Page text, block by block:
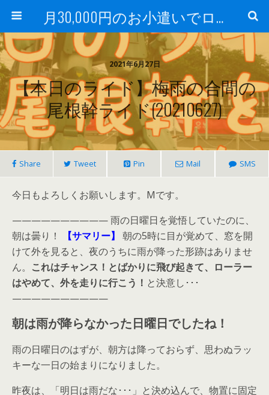
月30,000円のお小遣いでロードバイク
2021年6月27日
【本日のライド】梅雨の合間の
尾根幹ライド(20210627)
Share Tweet Pin Mail SMS
今日もよろしくお願いします。Mです。
—————————— 雨の日曜日を覚悟していたのに、
朝は曇り！
【サマリー】
朝の5時に目が覚めて、窓を開
けて外を見ると、夜のうちに雨が降った形跡はありませ
ん。 これはチャンス！とばかりに飛び起きて、ローラー
はやめて、外を走りに行こう！ と決意し･･･
——————————
朝は雨が降らなかった日曜日でしたね！
雨の日曜日のはずが、朝方は降っておらず、思わぬラッ
キーな一日の始まりになりました。
昨夜は、「明日は雨だな･･･」と決め込んで、物置に固定